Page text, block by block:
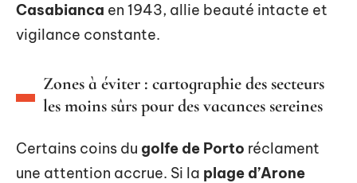
Casabianca en 1943, allie beauté intacte et
vigilance constante.
Zones à éviter : cartographie des secteurs
les moins sûrs pour des vacances sereines
Certains coins du golfe de Porto réclament
une attention accrue. Si la plage d’Arone